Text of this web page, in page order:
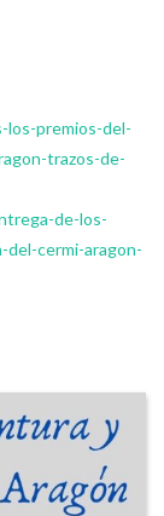
los-premios-del-
trazos-de-
de-los-
cermi-aragon-